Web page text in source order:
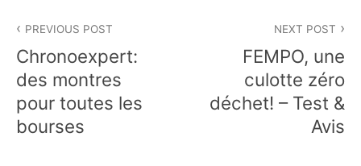
de
l’article
PREVIOUS POST
Chronoexpert:
des montres
pour toutes les
bourses
NEXT POST
FEMPO, une
culotte zéro
déchet! – Test &
Avis